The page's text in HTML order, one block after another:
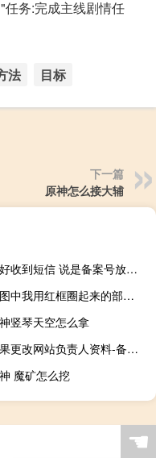
务:完成主线剧情任
法 目标
下一篇
原神怎么接大辅
你好收到短信 说是备案号放置有问题
截图中我用红框圈起来的部分是必须要做的吗？可以不做吗？
竖琴天空怎么拿
如果更改网站负责人资料-备案平台
魔矿怎么挖
☚